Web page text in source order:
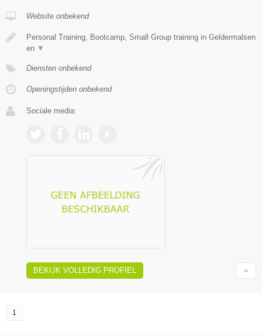
Website onbekend
Personal Training, Bootcamp, Small Group training in Geldermalsen
en ▼
Diensten onbekend
Openingstijden onbekend
Sociale media:
BEKIJK VOLLEDIG PROFIEL
1